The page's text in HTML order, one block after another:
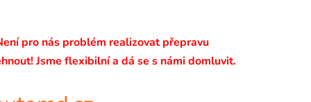
pro nás problém realizovat přepravu
Jsme flexibilní a dá se s námi domluvit.